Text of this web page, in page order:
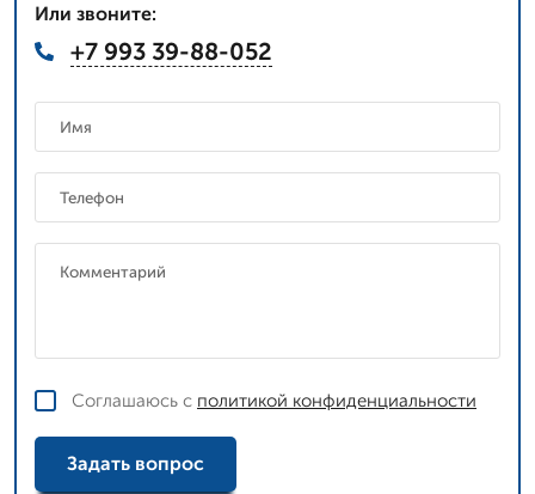
Или звоните:
+7 993 39-88-052
Соглашаюсь с политикой конфиденциальности
Задать вопрос